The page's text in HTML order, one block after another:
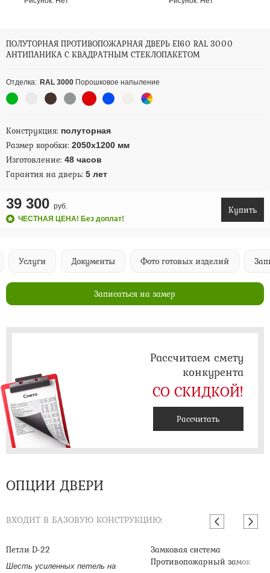
ПОЛУТОРНАЯ ПРОТИВОПОЖАРНАЯ ДВЕРЬ EI60 RAL 3000
АНТИПАНИКА С КВАДРАТНЫМ СТЕКЛОПАКЕТОМ
Отделка: RAL 3000 Порошковое напыление
Конструкция: полуторная
Размер коробки: 2050х1200 мм
Изготовление: 48 часов
Гарантия на дверь: 5 лет
39 300 руб.
ЧЕСТНАЯ ЦЕНА! Без доплат!
Купить
Услуги Документы Фото готовых изделий
Записаться на замер
Рассчитаем смету
конкурента
СО СКИДКОЙ!
Рассчитать
ОПЦИИ ДВЕРИ
ВХОДИТ В БАЗОВУЮ КОНСТРУКЦИЮ:
Петли D-22
Шесть усиленных петель на
Замковая система
Противопожарный замок